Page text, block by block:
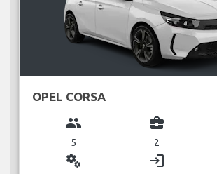
OPEL CORSA
group
5
business_center
2
miscellaneous_services login